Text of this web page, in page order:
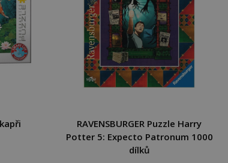
RAVENSBURGER Puzzle Harry
Potter 5: Expecto Patronum 1000
dílků